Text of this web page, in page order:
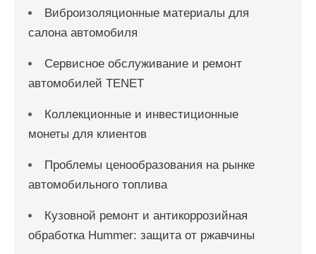
Виброизоляционные материалы для
салона автомобиля
Сервисное обслуживание и ремонт
автомобилей TENET
Коллекционные и инвестиционные
монеты для клиентов
Проблемы ценообразования на рынке
автомобильного топлива
Кузовной ремонт и антикоррозийная
обработка Hummer: защита от ржавчины